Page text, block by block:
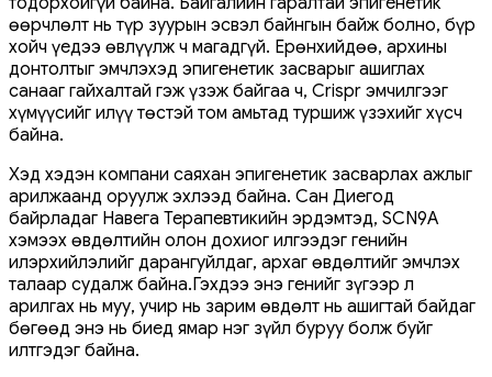
өөрчлөлт нь түр зуурын эсвэл байнгын байж болно, бүр
хойч үедээ өвлүүлж ч магадгүй. Ерөнхийдөө, архины
донтолтыг эмчлэхэд эпигенетик засварыг ашиглах
санааг гайхалтай гэж үзэж байгаа ч, Crispr эмчилгээг
хүмүүсийг илүү төстэй том амьтад туршиж үзэхийг хүсч
байна.
Хэд хэдэн компани саяхан эпигенетик засварлах ажлыг
арилжаанд оруулж эхлээд байна. Сан Диегод
байрладаг Навега Терапевтикийн эрдэмтэд, SCN9A
хэмээх өвдөлтийн олон дохиог илгээдэг генийн
илэрхийлэлийг дарангуйлдаг, архаг өвдөлтийг эмчлэх
талаар судалж байна.Гэхдээ энэ генийг зүгээр л
арилгах нь муу, учир нь зарим өвдөлт нь ашигтай байдаг
бөгөөд энэ нь биед ямар нэг зүйл буруу болж буйг
илтгэдэг байна.